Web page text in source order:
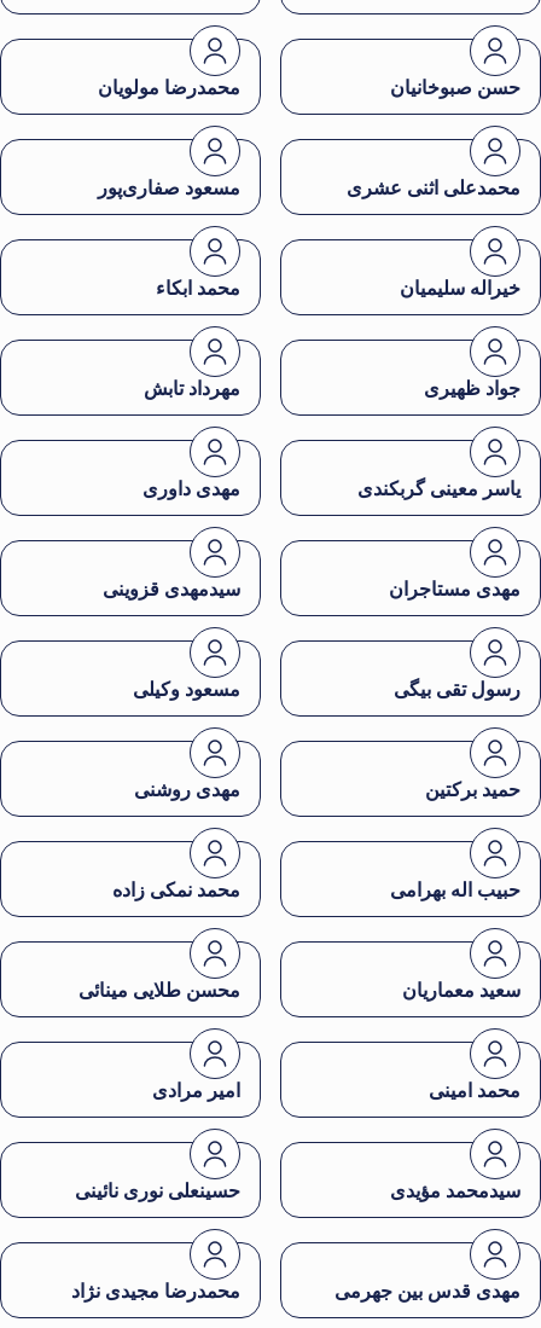
حسن صبوخانیان محمدرضا مولویان
محمدعلی اثنی عشری مسعود صفاری‌پور
خیراله سلیمیان محمد ابکاء
جواد ظهیری مهرداد تابش
یاسر معینی گربکندی مهدی داوری
مهدی مستاجران سیدمهدی قزوینی
رسول تقی بیگی مسعود وکیلی
حمید برکتین مهدی روشنی
حبیب اله بهرامی محمد نمکی زاده
سعید معماریان محسن طلایی مینائی
محمد امینی امیر مرادی
سیدمحمد مؤیدی حسینعلی نوری نائینی
مهدی قدس بین جهرمی محمدرضا مجیدی نژاد